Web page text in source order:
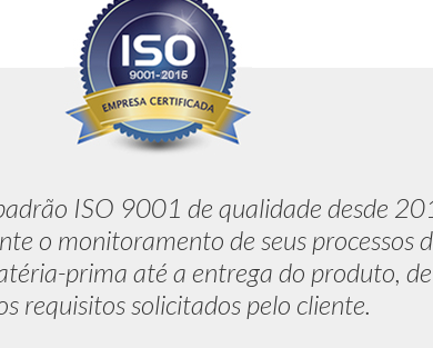
ISO 9001 de qualidade desde
o monitoramento de seus processos
prima até a entrega do produto,
requisitos solicitados pelo cliente.